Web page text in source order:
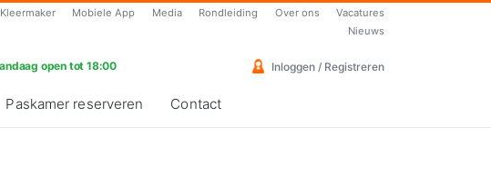
Kleermaker Mobiele App Media Rondleiding Over ons
Vacatures
Nieuws
open tot 18:00 Inloggen / Registreren
Paskamer reserveren Contact